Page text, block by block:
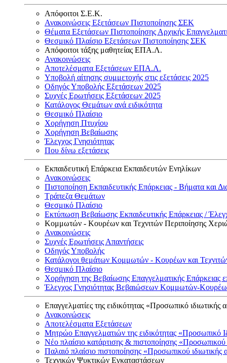
Απόφοιτοι Σ.Ε.Κ.
Ανακοινώσεις Εξετάσεων Πιστοποίησης ΣΕΚ
Θέματα Εξετάσεων Πιστοποίησης Αρχικής
Θεσμικό Πλαίσιο Εξετάσεων Πιστοποίησης ΣΕΚ
Απόφοιτοι τάξης μαθητείας ΕΠΑ.Λ.
Ανακοινώσεις
Αποτελέσματα Εξετάσεων ΕΠΑ.Λ.
Υποβολή αίτησης συμμετοχής στις εξετάσεις 2025
Οδηγός Υποβολής Εξετάσεων 2025
Συχνές Ερωτήσεις Εξετάσεων 2025
Κατάλογος Θεμάτων ανά ειδικότητα
Θεσμικό Πλαίσιο
Χορήγηση Πτυχίου
Χορήγηση Βεβαίωσης
Έλεγχος Γνησιότητας
Που δίνω εξετάσεις
Εκπαιδευτική Επάρκεια Εκπαιδευτών Ενηλίκων
Ανακοινώσεις
Πιστοποίηση Εκπαιδευτικής Επάρκειας - Βήματα και
Τράπεζα Θεμάτων
Θεσμικό Πλαίσιο
Εκτύπωση Βεβαίωσης Εκπαιδευτικής Επάρκειας /
Κομμωτών - Κουρέων και Τεχνιτών Περιποίησης
Ανακοινώσεις
Συχνές Ερωτήσεις Απαντήσεις
Οδηγός Υποβολής
Κατάλογοι θεμάτων Κομμωτών - Κουρέων και
Θεσμικό Πλαίσιο
Χορήγηση της Βεβαίωσης Επαγγελματικής
Έλεγχος Γνησιότητας Βεβαιώσεων Κομμωτών-
Επαγγελματίες της ειδικότητας «Προσωπικό ιδιωτικής
Ανακοινώσεις
Αποτελέσματα Εξετάσεων
Μητρώο Επαγγελματιών της ειδικότητας «Προσωπικό
Νέο πλαίσιο κατάρτισης & πιστοποίησης «Προσωπικού
Παλαιό πλαίσιο πιστοποίησης «Προσωπικού
Τεχνικών Ψυκτικών Εγκαταστάσεων